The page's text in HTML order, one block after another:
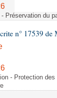
Préservation du
n° 17539
- Protection